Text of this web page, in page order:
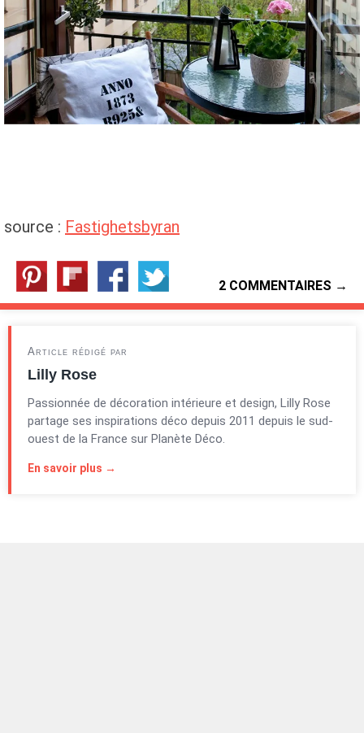
source : Fastighetsbyran
2 COMMENTAIRES →
Article rédigé par
Lilly Rose
Passionnée de décoration intérieure et design, Lilly Rose
partage ses inspirations déco depuis 2011 depuis le sud-
ouest de la France sur Planète Déco.
En savoir plus →